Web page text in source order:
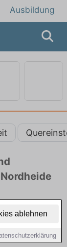
ablehnen
Ausbildung
in der
Sie freie
sich noch